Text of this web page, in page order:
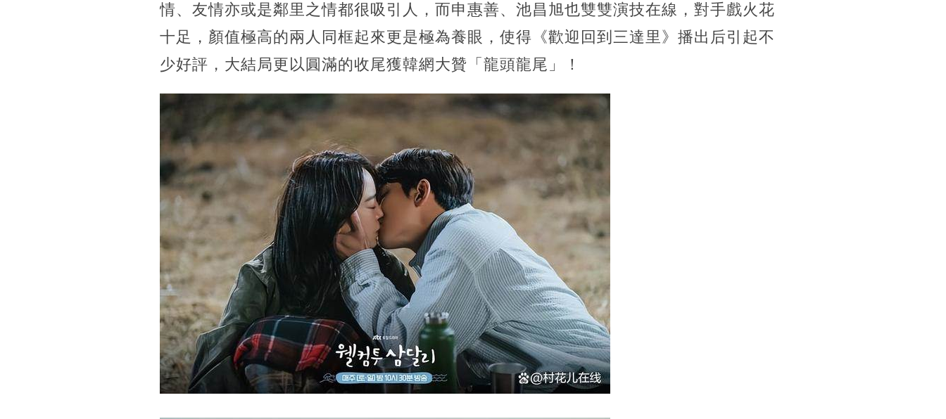
情、友情亦或是鄰里之情都很吸引人，而申惠善、池昌旭也雙雙演技在線，對手戲火花
十足，顏值極高的兩人同框起來更是極為養眼，使得《歡迎回到三達里》播出后引起不
少好評，大結局更以圓滿的收尾獲韓網大贊「龍頭龍尾」！